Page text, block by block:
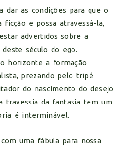
dar as condições para que o
ficção e possa atravessá-la,
advertidos sobre a
século do ego.
horizonte a formação
prezando pelo tripé
do nascimento do desejo
travessia da fantasia tem um
é interminável.
uma fábula para nossa